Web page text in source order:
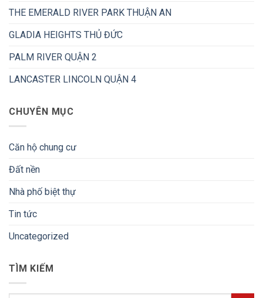
THE EMERALD RIVER PARK THUẬN AN
GLADIA HEIGHTS THỦ ĐỨC
PALM RIVER QUẬN 2
LANCASTER LINCOLN QUẬN 4
CHUYÊN MỤC
Căn hộ chung cư
Đất nền
Nhà phố biệt thự
Tin tức
Uncategorized
TÌM KIẾM